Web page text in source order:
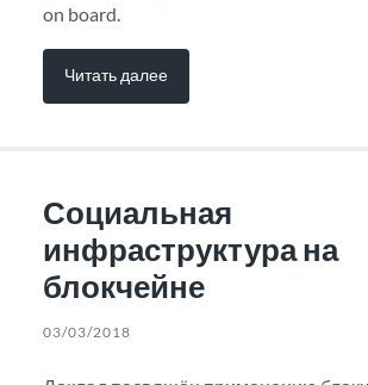
on board.
Читать далее
Социальная
инфраструктура на
блокчейне
03/03/2018